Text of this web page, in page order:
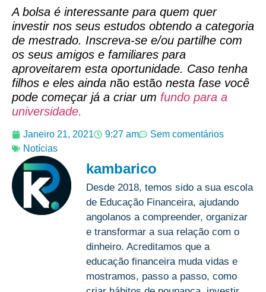
A bolsa é interessante para quem quer
investir nos seus estudos obtendo a categoria
de mestrado. Inscreva-se e/ou partilhe com
os seus amigos e familiares para
aproveitarem esta oportunidade. Caso tenha
filhos e eles ainda não estão nesta fase você
pode começar já a criar um fundo para a
universidade.
Janeiro 21, 2021 9:27 am
Sem comentários
Notícias
kambarico
Desde 2018, temos sido a sua escola
de Educação Financeira, ajudando
angolanos a compreender, organizar
e transformar a sua relação com o
dinheiro. Acreditamos que a
educação financeira muda vidas e
mostramos, passo a passo, como
criar hábitos de poupança, investir